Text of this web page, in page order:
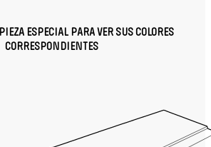
ESPECIAL PARA VER SUS COLORES
CORRESPONDIENTES